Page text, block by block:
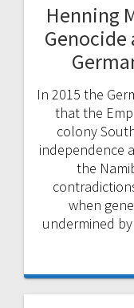
Henning
Genocide
In 2015 the
that the
colony
independence
the
when
undermined